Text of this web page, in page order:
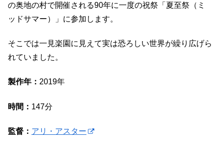
の奥地の村で開催される90年に一度の祝祭「夏至祭（ミ
ッドサマー）」に参加します。
そこでは一見楽園に見えて実は恐ろしい世界が繰り広げら
れていました。
製作年： 2019年
時間： 147分
監督： アリ・アスター